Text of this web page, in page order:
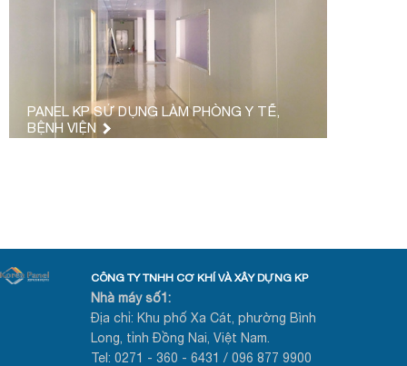
PANEL KP SỬ DỤNG LÀM PHÒNG Y TẾ,
BỆNH VIỆN
CÔNG TY TNHH CƠ KHÍ VÀ XÂY DỰNG KP
Nhà máy số1:
Địa chỉ: Khu phố Xa Cát, phường Bình
Long, tỉnh Đồng Nai, Việt Nam.
Tel: 0271 - 360 - 6431 / 096 877 9900